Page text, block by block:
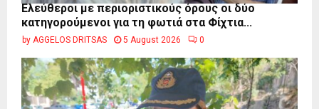
Ελεύθεροι με περιοριστικούς όρους οι δύο
κατηγορούμενοι για τη φωτιά στα Φίχτια...
by AGGELOS DRITSAS 5 August 2026 0